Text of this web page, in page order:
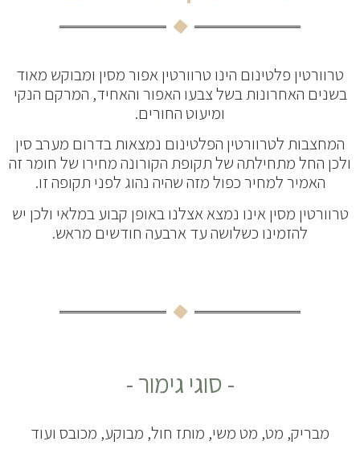
טרוורטין פלטינום הינו טרוורטין אפור מסין ומבוקש מאוד
בשנים האחרונות בשל צבעו האפור והאחיד, המרקם הנקי
ומיעוט החורים.
המחצבות לטרוורטין הפלטינום נמצאות בדרום מערב סין
ולכן החל מתחילתה של תקופת הקורונה מחירו של חומר זה
האמיר למחיר כפול מזה שהיה נהוג לפני תקופה זו.
טרוורטין מסין אינו נמצא אצלנו באופן קבוע במלאי ולכן יש
להזמינו כשלושה עד ארבעה חודשים מראש.
- סוגי גימור -
מבריק, מט, מט משי, מותז חול, מבוקע, מכובס ועוד